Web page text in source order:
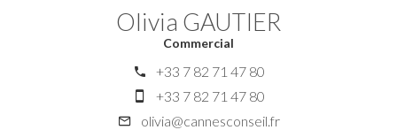
Olivia GAUTIER
Commercial
+33 7 82 71 47 80
+33 7 82 71 47 80
olivia@cannesconseil.fr